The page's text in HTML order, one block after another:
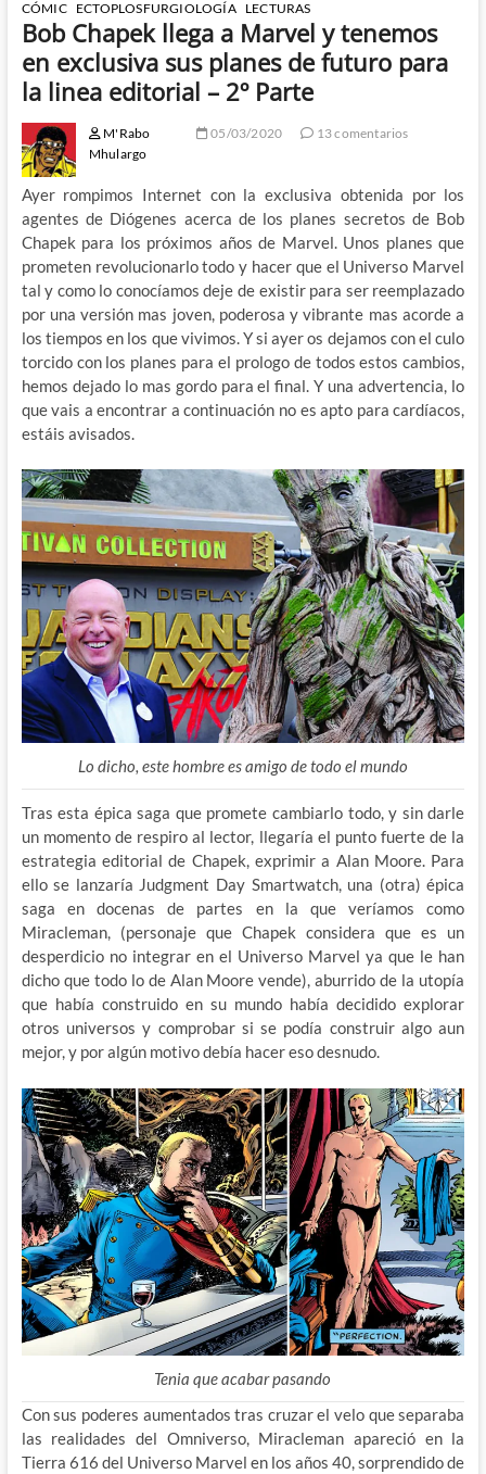
CÓMIC ECTOPLOSFURGIOLOGÍA LECTURAS
Bob Chapek llega a Marvel y tenemos
en exclusiva sus planes de futuro para
la linea editorial – 2º Parte
M'Rabo
Mhulargo
05/03/2020 13 comentarios
Ayer rompimos Internet con la exclusiva obtenida por los
agentes de Diógenes acerca de los planes secretos de Bob
Chapek para los próximos años de Marvel. Unos planes que
prometen revolucionarlo todo y hacer que el Universo Marvel
tal y como lo conocíamos deje de existir para ser reemplazado
por una versión mas joven, poderosa y vibrante mas acorde a
los tiempos en los que vivimos. Y si ayer os dejamos con el culo
torcido con los planes para el prologo de todos estos cambios,
hemos dejado lo mas gordo para el final. Y una advertencia, lo
que vais a encontrar a continuación no es apto para cardíacos,
estáis avisados.
Lo dicho, este hombre es amigo de todo el mundo
Tras esta épica saga que promete cambiarlo todo, y sin darle
un momento de respiro al lector, llegaría el punto fuerte de la
estrategia editorial de Chapek, exprimir a Alan Moore. Para
ello se lanzaría Judgment Day Smartwatch, una (otra) épica
saga en docenas de partes en la que veríamos como
Miracleman, (personaje que Chapek considera que es un
desperdicio no integrar en el Universo Marvel ya que le han
dicho que todo lo de Alan Moore vende), aburrido de la utopía
que había construido en su mundo había decidido explorar
otros universos y comprobar si se podía construir algo aun
mejor, y por algún motivo debía hacer eso desnudo.
Tenia que acabar pasando
Con sus poderes aumentados tras cruzar el velo que separaba
las realidades del Omniverso, Miracleman apareció en la
Tierra 616 del Universo Marvel en los años 40, sorprendido de